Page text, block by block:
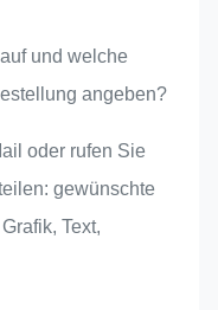
und welche
angeben?
oder rufen Sie
gewünschte
Text,